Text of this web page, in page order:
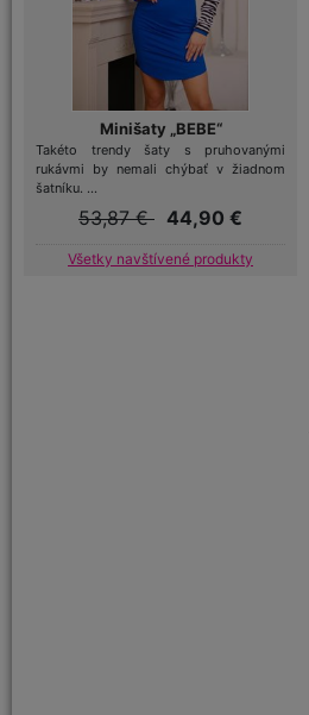
Minišaty „BEBE“
Takéto trendy šaty s pruhovanými
rukávmi by nemali chýbať v žiadnom
šatníku. ...
53,87 € 44,90 €
Všetky navštívené produkty